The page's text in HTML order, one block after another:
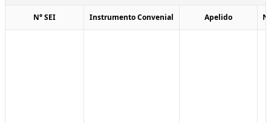
N° SEI Instrumento Convenial Apelido